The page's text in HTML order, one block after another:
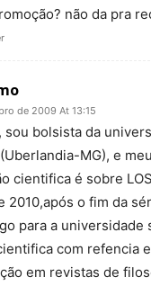
não da pra
de 2009 At 13:15
sou bolsista da
MG), e
cientifica é sobre
2010,após o fim da
para a universidade
com refencia
em revistas de